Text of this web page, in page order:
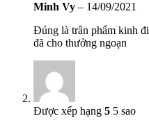
Minh Vy – 14/09/2021
Đúng là trân phẩm kinh
đã cho thưởng ngoạn
Được xếp hạng 5 5 sao